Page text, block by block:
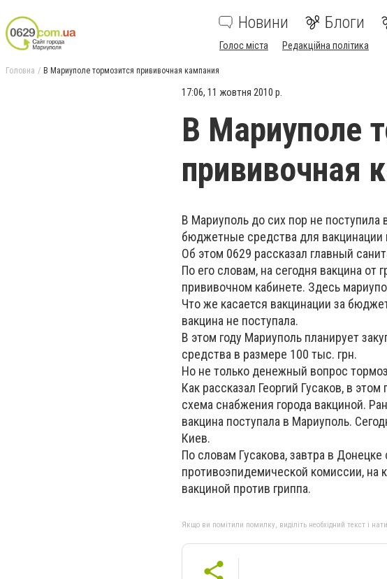
Новини Блоги
Голос міста Редакційна політика
Головна В Мариуполе тормозится прививочная кампания
17:06, 11 жовтня 2010 р.
В Мариуполе
прививочная
В Мариуполь до сих пор не поступила
бюджетные средства для вакцинации
Об этом 0629 рассказал главный
По его словам, на сегодня вакцина от
прививочном кабинете. Здесь
Что же касается вакцинации за
вакцина не поступала.
В этом году Мариуполь планирует
средства в размере 100 тыс. грн.
Но не только денежный вопрос
Как рассказал Георгий Гусаков, в
схема снабжения города вакциной.
вакцина поступала в Мариуполь.
Киев.
По словам Гусакова, завтра в
противоэпидемической комиссии, на
вакциной против гриппа.
Якщо ви помітили помилку, виділіть необхідний текст і